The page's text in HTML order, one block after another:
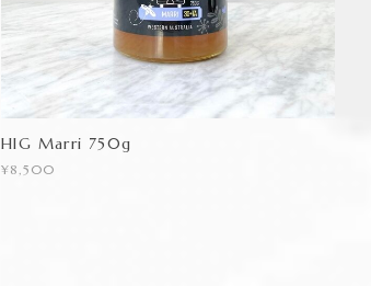
HIG Marri 750g
¥8,500